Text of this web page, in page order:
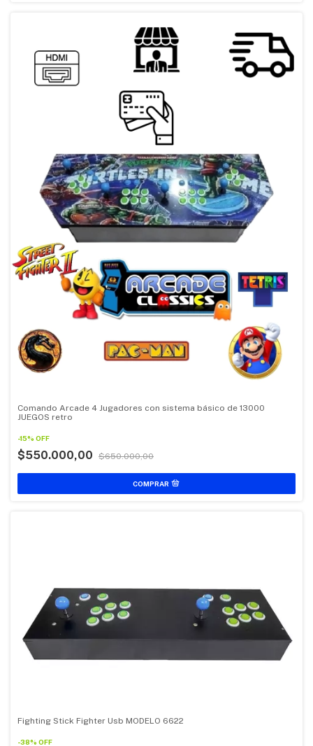
Comando Arcade 4 Jugadores con sistema básico de 13000
JUEGOS retro
-15% OFF
$550.000,00 $650.000,00
Fighting Stick Fighter Usb MODELO 6622
-38% OFF